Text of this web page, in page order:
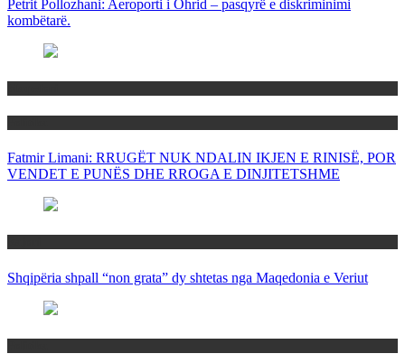
Petrit Pollozhani: Aeroporti i Ohrid – pasqyrë e diskriminimi
kombëtarë.
Fatmir Limani: RRUGËT NUK NDALIN IKJEN E RINISË, POR
VENDET E PUNËS DHE RROGA E DINJITETSHME
Shqipëria shpall “non grata” dy shtetas nga Maqedonia e Veriut